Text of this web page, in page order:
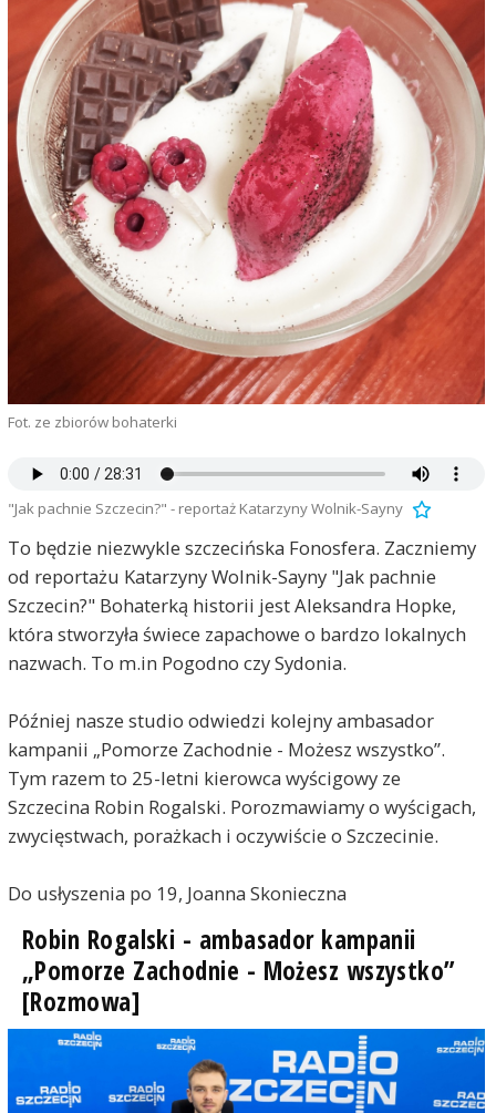
Fot. ze zbiorów bohaterki
"Jak pachnie Szczecin?" - reportaż Katarzyny Wolnik-Sayny
To będzie niezwykle szczecińska Fonosfera. Zaczniemy
od reportażu Katarzyny Wolnik-Sayny "Jak pachnie
Szczecin?" Bohaterką historii jest Aleksandra Hopke,
która stworzyła świece zapachowe o bardzo lokalnych
nazwach. To m.in Pogodno czy Sydonia.
Później nasze studio odwiedzi kolejny ambasador
kampanii „Pomorze Zachodnie - Możesz wszystko”.
Tym razem to 25-letni kierowca wyścigowy ze
Szczecina Robin Rogalski. Porozmawiamy o wyścigach,
zwycięstwach, porażkach i oczywiście o Szczecinie.
Do usłyszenia po 19, Joanna Skonieczna
Robin Rogalski - ambasador kampanii
„Pomorze Zachodnie - Możesz wszystko”
[Rozmowa]